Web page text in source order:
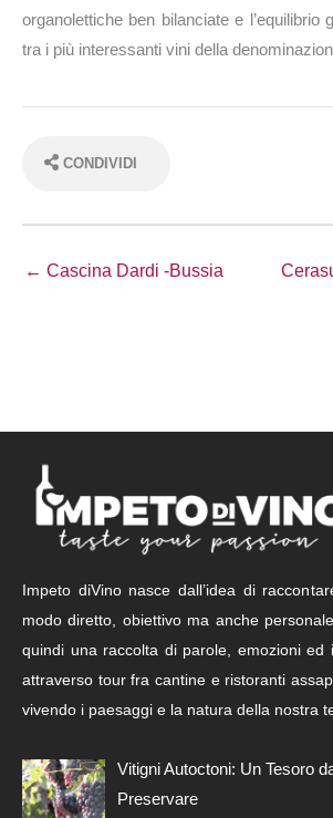
organolettiche ben bilanciate e l’equilibrio
tra i più interessanti vini della
CONDIVIDI
← Cascina Dardi -Bussia
Impeto diVino nasce dall’idea di
modo diretto, obiettivo ma anche
quindi una raccolta di parole, emozioni ed
attraverso tour fra cantine e ristoranti
vivendo i paesaggi e la natura della nostra
Vitigni Autoctoni: Un Tesoro
Preservare